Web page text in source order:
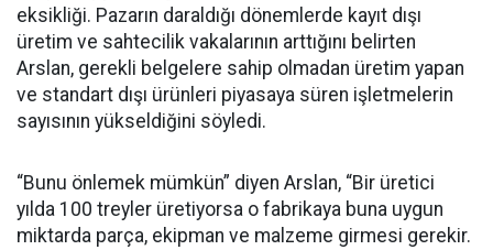
eksikliği. Pazarın daraldığı dönemlerde kayıt dışı
üretim ve sahtecilik vakalarının arttığını belirten
Arslan, gerekli belgelere sahip olmadan üretim yapan
ve standart dışı ürünleri piyasaya süren işletmelerin
sayısının yükseldiğini söyledi.
“Bunu önlemek mümkün” diyen Arslan, “Bir üretici
yılda 100 treyler üretiyorsa o fabrikaya buna uygun
miktarda parça, ekipman ve malzeme girmesi gerekir.